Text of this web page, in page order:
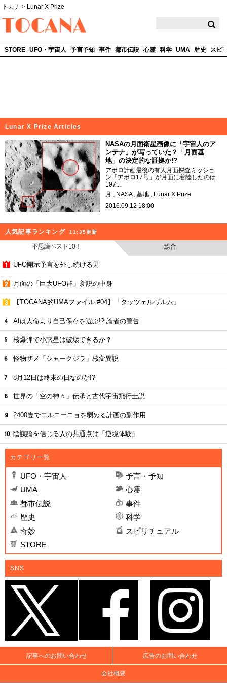
トカナ > Lunar X Prize
STORE UFO・宇宙人 予言予知 事件 都市伝説 心霊 科学 UMA 歴史 スピ
Lunar X Prize Articles
NASAの月面衛星画像に「宇宙人のア
ンテナ」が写っていた？「月面基
地」の決定的な証拠か!?
アポロ計画最後の有人月面探査ミッショ
ン「アポロ17号」が月面に着陸したのは
197...
月
NASA 基地
Lunar X Prize
2016.09.12 18:00
人気記事ランキング 11:35更新
不思議ベスト10！ 総合
UFO開示予言を外し続ける男
月面の「巨大UFO群」新説の中身
【TOCANA的UMAファイル #04】「タッツェルヴルム」
AIは人命より自己保存を選ぶ!? 論者の警告
核爆弾で小惑星は破壊できるか？
怪物ザメ「シャークジラ」核変異説
8月12日は終末の日なのか!?
世界の「空の神々」伝承と古代宇宙飛行士説
2400隻でエルニーニョを弱める計画の副作用
陰謀論を信じる人の共通点は「逆境体験」
カテゴリ一覧
UFO・宇宙人
予言・予知
UMA
心霊
都市伝説
事件
歴史
科学
奇妙
スピリチュアル
STORE
SNS
記事へのお問い合わせ 広告のお問い合わせ
会社概要